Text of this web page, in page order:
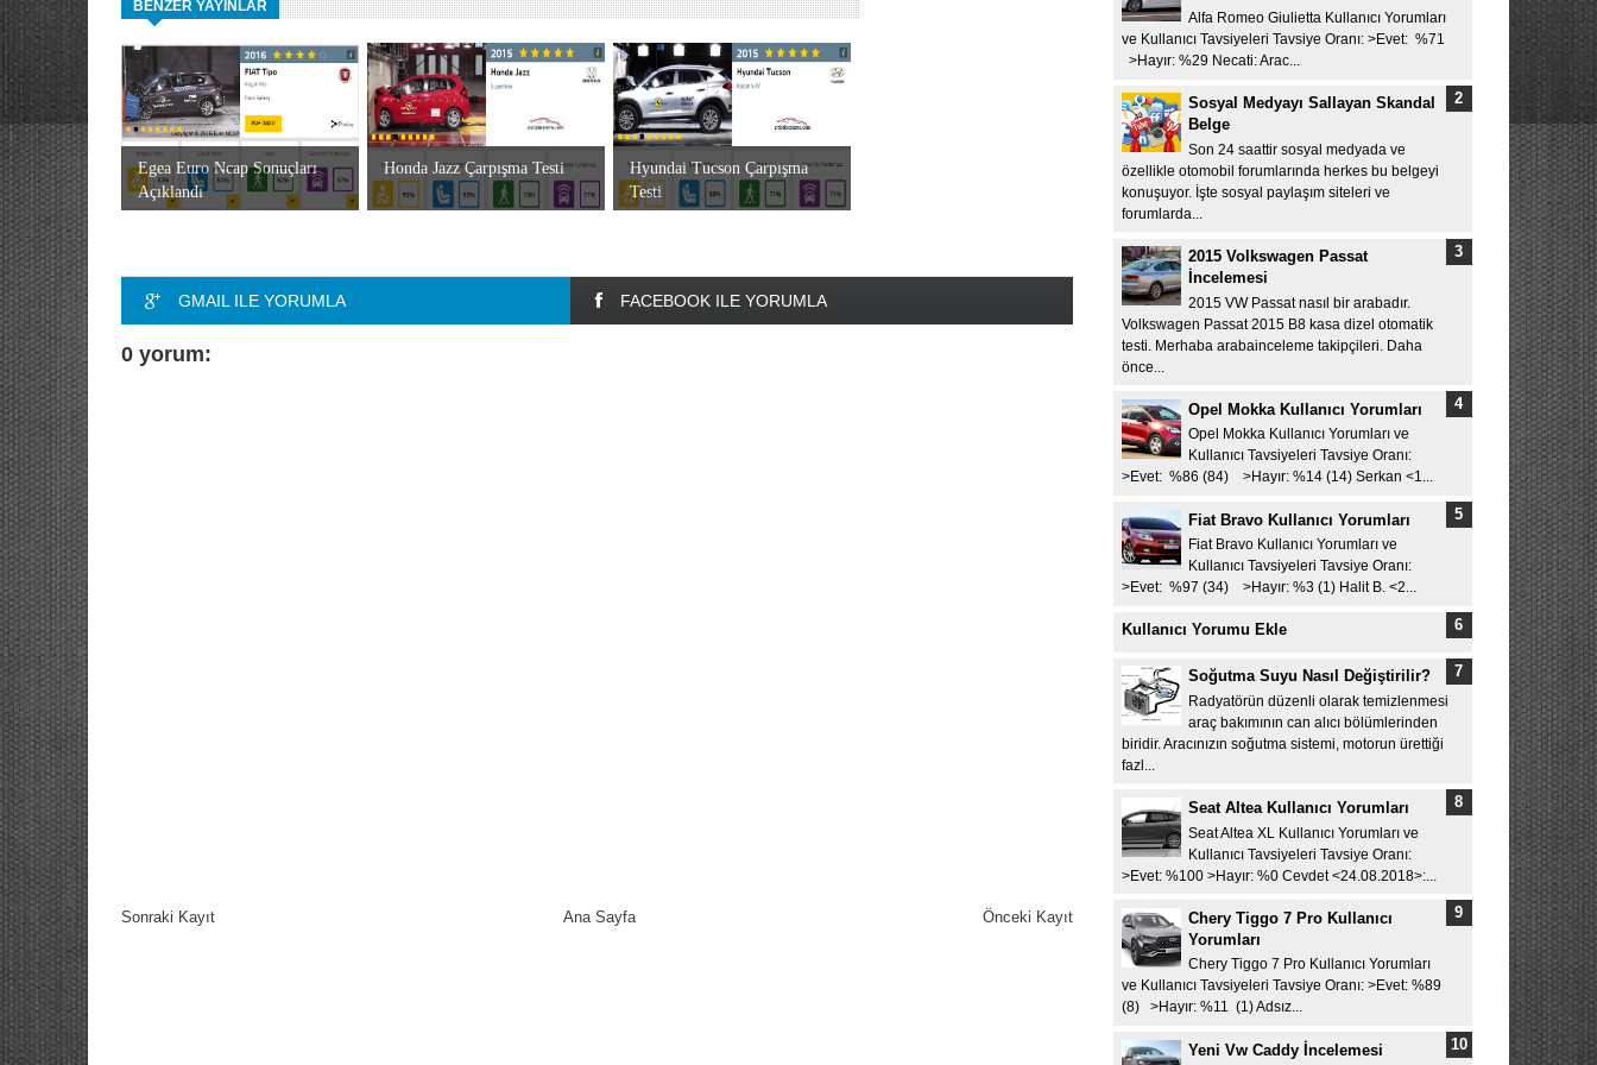
BENZER YAYINLAR
Egea Euro Ncap Sonuçları
Açıklandı
Honda Jazz Çarpışma Testi
Hyundai Tucson Çarpışma
Testi
GMAIL ILE YORUMLA FACEBOOK ILE YORUMLA
0 yorum:
Sonraki Kayıt Önceki Kayıt
Ana Sayfa
Alfa Romeo Giulietta Kullanıcı Yorumları
ve Kullanıcı Tavsiyeleri Tavsiye Oranı: >Evet: %71
>Hayır: %29 Necati: Arac...
Sosyal Medyayı Sallayan Skandal
Belge
Son 24 saattir sosyal medyada ve
özellikle otomobil forumlarında herkes bu belgeyi
konuşuyor. İşte sosyal paylaşım siteleri ve
forumlarda...
2015 Volkswagen Passat
İncelemesi
2015 VW Passat nasıl bir arabadır.
Volkswagen Passat 2015 B8 kasa dizel otomatik
testi. Merhaba arabainceleme takipçileri. Daha
önce...
Opel Mokka Kullanıcı Yorumları
Opel Mokka Kullanıcı Yorumları ve
Kullanıcı Tavsiyeleri Tavsiye Oranı:
>Evet: %86 (84) >Hayır: %14 (14) Serkan <1...
Fiat Bravo Kullanıcı Yorumları
Fiat Bravo Kullanıcı Yorumları ve
Kullanıcı Tavsiyeleri Tavsiye Oranı:
>Evet: %97 (34) >Hayır: %3 (1) Halit B. <2...
Kullanıcı Yorumu Ekle
Soğutma Suyu Nasıl Değiştirilir?
Radyatörün düzenli olarak temizlenmesi
araç bakımının can alıcı bölümlerinden
biridir. Aracınızın soğutma sistemi, motorun ürettiği
fazl...
Seat Altea Kullanıcı Yorumları
Seat Altea XL Kullanıcı Yorumları ve
Kullanıcı Tavsiyeleri Tavsiye Oranı:
>Evet: %100 >Hayır: %0 Cevdet <24.08.2018>:...
Chery Tiggo 7 Pro Kullanıcı
Yorumları
Chery Tiggo 7 Pro Kullanıcı Yorumları
ve Kullanıcı Tavsiyeleri Tavsiye Oranı: >Evet: %89
(8) >Hayır: %11 (1) Adsız...
Yeni Vw Caddy İncelemesi